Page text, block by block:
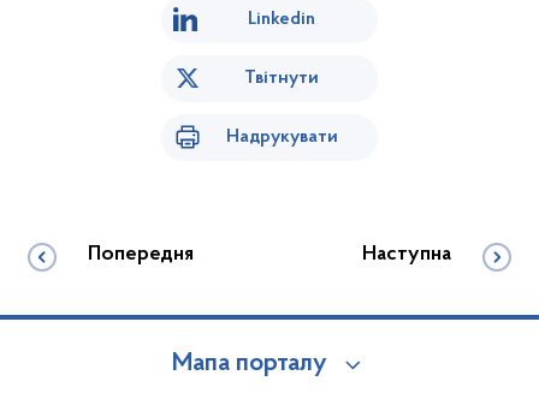
Linkedin
Твітнути
Надрукувати
Попередня Наступна
Мапа порталу